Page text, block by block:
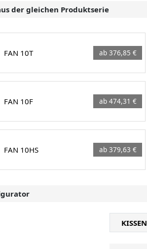
der gleichen Produktserie
FAN 10T ab 376,85 €
FAN 10F ab 474,31 €
FAN 10HS ab 379,63 €
KISSEN